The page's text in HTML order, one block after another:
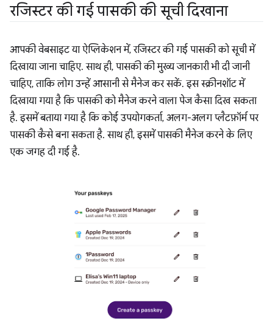
रजिस्टर की गई पासकी की सूची दिखाना
आपकी वेबसाइट या ऐप्लिकेशन में, रजिस्टर की गई पासकी को सूची में
दिखाया जाना चाहिए. साथ ही, पासकी की मुख्य जानकारी भी दी जानी
चाहिए, ताकि लोग उन्हें आसानी से मैनेज कर सकें. इस स्क्रीनशॉट में
दिखाया गया है कि पासकी को मैनेज करने वाला पेज कैसा दिख सकता
है. इसमें बताया गया है कि कोई उपयोगकर्ता, अलग-अलग प्लैटफ़ॉर्म पर
पासकी कैसे बना सकता है. साथ ही, इसमें पासकी मैनेज करने के लिए
एक जगह दी गई है.